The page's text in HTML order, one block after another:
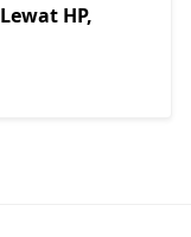
HP,